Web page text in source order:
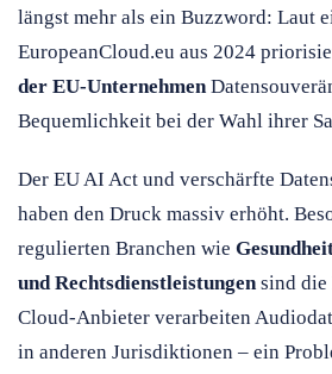
längst mehr als ein Buzzword: Laut
EuropeanCloud.eu aus 2024
der EU-Unternehmen
Bequemlichkeit bei der Wahl ihrer
Der EU AI Act und verschärfte
haben den Druck massiv erhöht.
regulierten Branchen wie
und Rechtsdienstleistungensind die
Cloud-Anbieter verarbeiten
in anderen Jurisdiktionen – ein